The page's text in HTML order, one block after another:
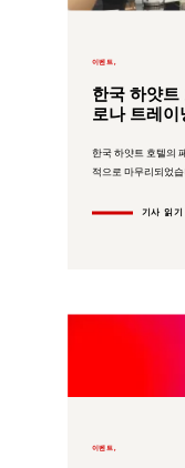
이벤트,
한국 하얏
로나 트레이
한국 하얏트 호텔의
적으로 마무리되었습
기사 읽기
이벤트,